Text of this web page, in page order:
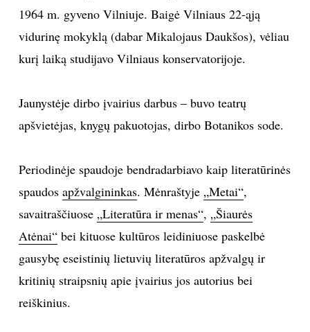
ORAI
INTERJERAS
NAMAI
RECEPTAI
1964 m. gyveno Vilniuje. Baigė Vilniaus 22-ąją
vidurinę mokyklą (dabar Mikalojaus Daukšos), vėliau
kurį laiką studijavo Vilniaus konservatorijoje.
Jaunystėje dirbo įvairius darbus – buvo teatrų
apšvietėjas, knygų pakuotojas, dirbo Botanikos sode.
Periodinėje spaudoje bendradarbiavo kaip literatūrinės
spaudos apžvalgininkas. Mėnraštyje „Metai“,
savaitraščiuose „Literatūra ir menas“, „Šiaurės
Atėnai“bei kituose kultūros leidiniuose paskelbė
gausybę eseistinių lietuvių literatūros apžvalgų ir
kritinių straipsnių apie įvairius jos autorius bei
reiškinius.